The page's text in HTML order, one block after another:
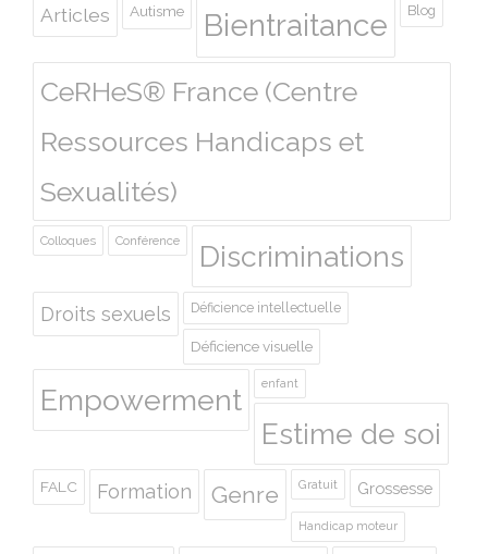
Articles Autisme Bientraitance Blog
CeRHeS® France (Centre
Ressources Handicaps et
Sexualités)
Colloques Conférence Discriminations
Droits sexuels Déficience intellectuelle
Déficience visuelle
Empowerment enfant
Estime de soi
FALC Formation Genre Gratuit Grossesse
Handicap moteur